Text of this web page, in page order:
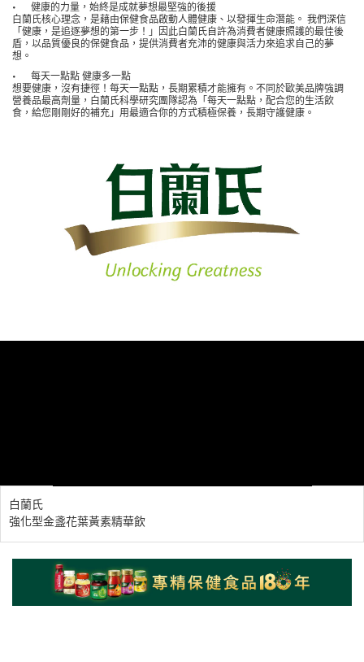
•
健康的力量，始終是成就夢想最堅強的後援
白蘭氏核心理念，是藉由保健食品啟動人體健康、以發揮生命潛能。 我們深信
「健康，是追逐夢想的第一步！」因此白蘭氏自許為消費者健康照護的最佳後
盾，以品質優良的保健食品，提供消費者充沛的健康與活力來追求自己的夢
想。
•
每天一點點 健康多一點
想要健康，沒有捷徑！每天一點點，長期累積才能擁有。不同於歐美品牌強調
營養品最高劑量，白蘭氏科學研究團隊認為「每天一點點，配合您的生活飲
食，給您剛剛好的補充」用最適合你的方式積極保養，長期守護健康。
白蘭氏
強化型金盞花葉黃素精華飲